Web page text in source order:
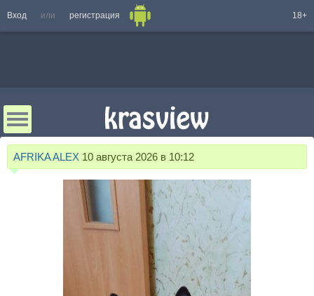
Вход или регистрация 18+
AFRIKA ALEX 10 августа 2026 в 10:12